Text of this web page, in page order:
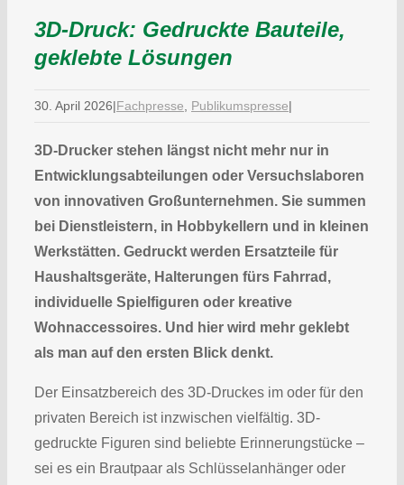
3D-Druck: Gedruckte Bauteile,
geklebte Lösungen
30. April 2026|Fachpresse Publikumspresse|
3D-Drucker stehen längst nicht mehr nur in
Entwicklungsabteilungen oder Versuchslaboren
von innovativen Großunternehmen. Sie summen
bei Dienstleistern, in Hobbykellern und in kleinen
Werkstätten. Gedruckt werden Ersatzteile für
Haushaltsgeräte, Halterungen fürs Fahrrad,
individuelle Spielfiguren oder kreative
Wohnaccessoires. Und hier wird mehr geklebt
als man auf den ersten Blick denkt.
Der Einsatzbereich des 3D-Druckes im oder für den
privaten Bereich ist inzwischen vielfältig. 3D-
gedruckte Figuren sind beliebte Erinnerungstücke –
sei es ein Brautpaar als Schlüsselanhänger oder